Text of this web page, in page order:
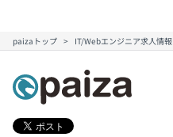
paizaトップ IT/Webエンジニア求人情報